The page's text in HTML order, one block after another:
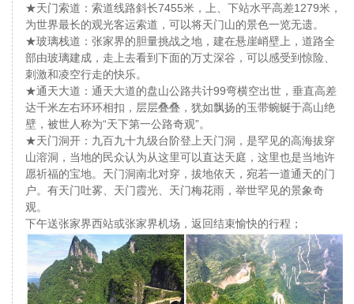
★天门索道：索道线路斜长7455米，上、下站水平高差1279米，
为世界最长的观光客运索道，可以将天门山的景色一览无遗。
★玻璃栈道：张家界的胆量挑战之地，建在悬崖峭壁上，道路全
部由玻璃建成，走上去看到下面的万丈深谷，可以感受到惊险、
刺激和凌空行走的快乐。
★通天大道：通天大道的盘山公路共计99弯横空出世，垂直高差
达千米左右环环相扣，层层叠叠，犹如飘扬的玉带蜿蜒于高山绝
壁，被世人称为“天下第一公路奇观”。
★天门洞开：九百九十九级台阶登上天门洞，是罕见的高海拔穿
山溶洞，当地的民众认为从这里可以直达天庭，这里也是当地许
愿祈福的宝地。天门洞南北对穿，拔地依天，宛若一道通天的门
户。有天门吐雾、天门霞光、天门梅花雨，举世罕见的景象奇
观。
下午送张家界西站或张家界机场，返回结束愉快的行程；